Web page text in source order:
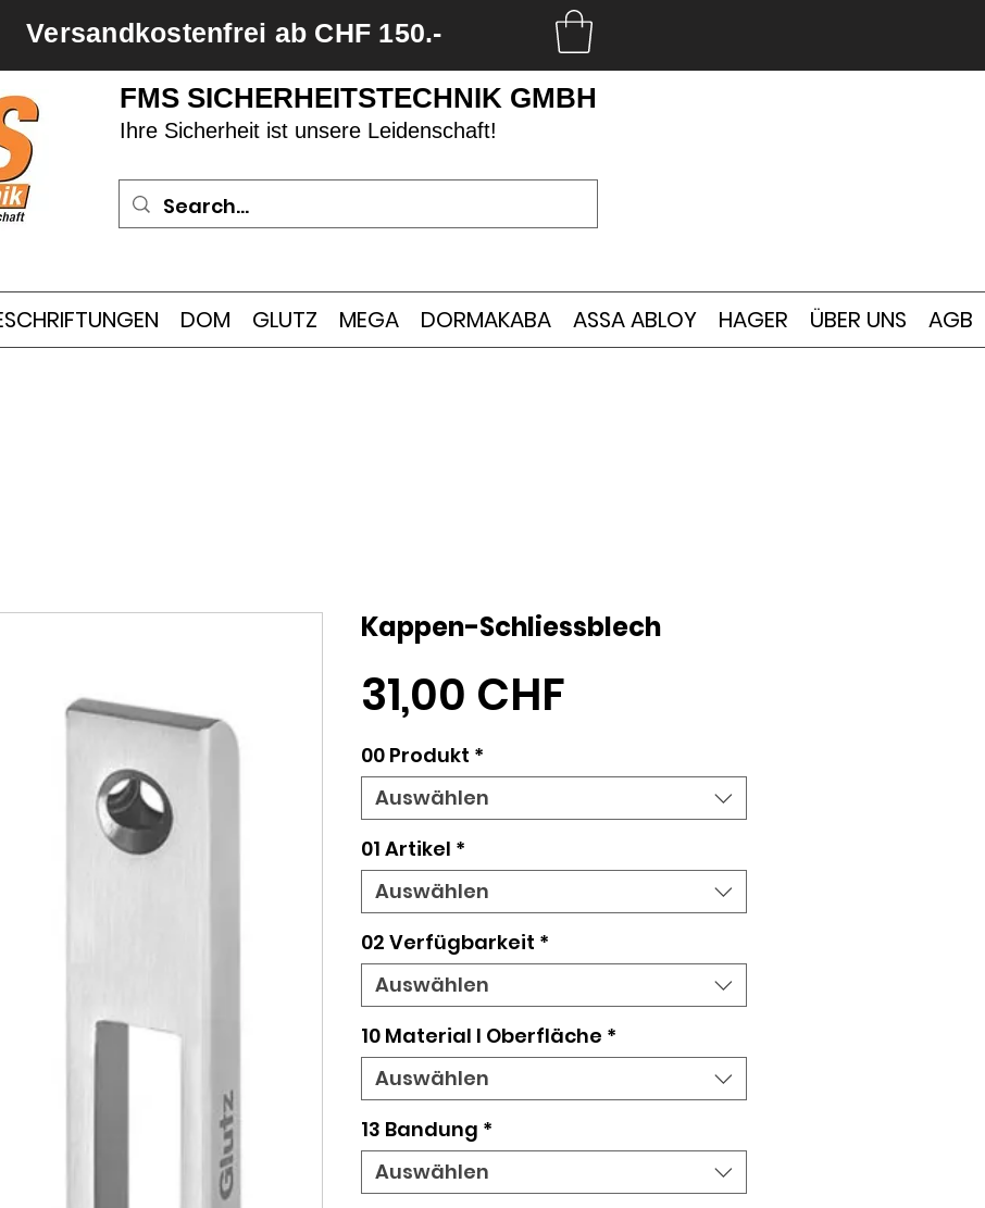
Versandkostenfrei ab CHF 150.-
FMS SICHERHEITSTECHNIK GMBH
Ihre Sicherheit ist unsere Leidenschaft!
DOM GLUTZ MEGA DORMAKABA ASSA ABLOY HAGER ÜBER UNS AGB
Kappen-Schliessblech
31,00 CHFPreis
00 Produkt *
Auswählen
01 Artikel *
Auswählen
02 Verfügbarkeit *
Auswählen
10 Material l Oberfläche *
Auswählen
13 Bandung *
Auswählen